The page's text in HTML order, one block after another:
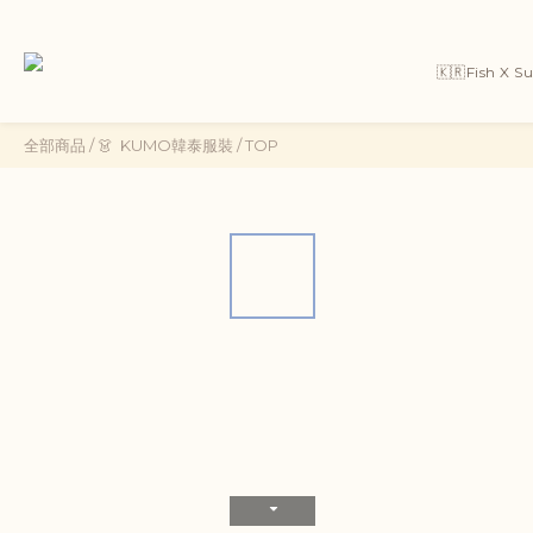
🇰🇷Fish X
全部商品 /👗 ㅤ ㅤKUMO韓泰服裝 /TOP